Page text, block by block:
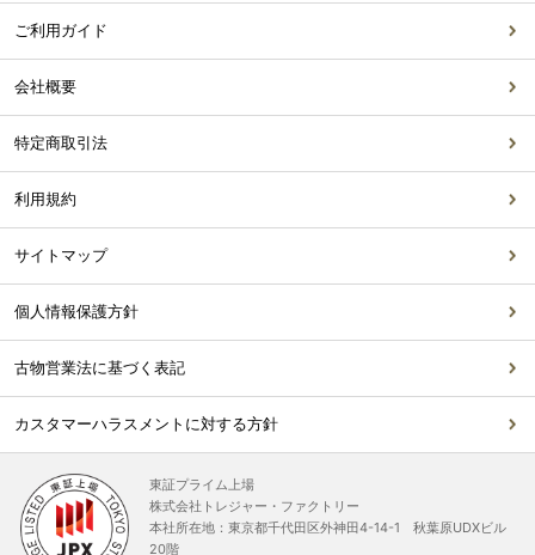
ご利用ガイド
会社概要
特定商取引法
利用規約
サイトマップ
個人情報保護方針
古物営業法に基づく表記
カスタマーハラスメントに対する方針
東証プライム上場
株式会社トレジャー・ファクトリー
本社所在地：東京都千代田区外神田4-14-1 秋葉原UDXビル
20階